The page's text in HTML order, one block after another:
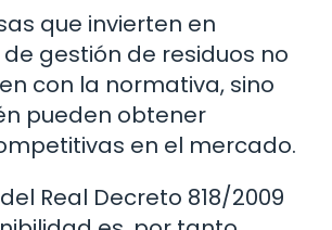
que invierten en
gestión de residuos no
con la normativa, sino
pueden obtener
en el mercado.
Real Decreto 818/2009